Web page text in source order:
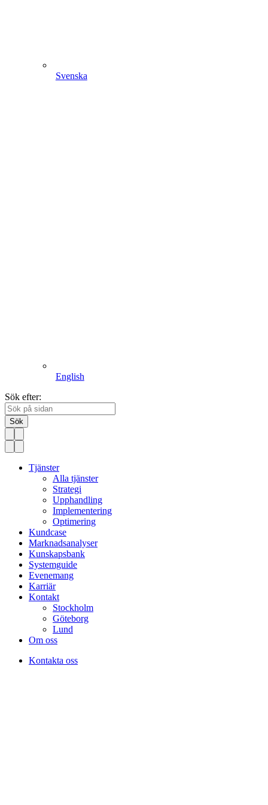
Svenska
English
Sök efter:
Sök
Tjänster
Alla tjänster
Strategi
Upphandling
Implementering
Optimering
Kundcase
Marknadsanalyser
Kunskapsbank
Systemguide
Evenemang
Karriär
Kontakt
Stockholm
Göteborg
Lund
Om oss
Kontakta oss